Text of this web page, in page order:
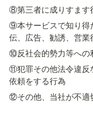
⑧第三者に成りすます
⑨本サービスで知り得
伝、広告、勧誘、営業
⑩反社会的勢力等への
⑪犯罪その他法令違反
依頼をする行為
⑫その他、当社が不適